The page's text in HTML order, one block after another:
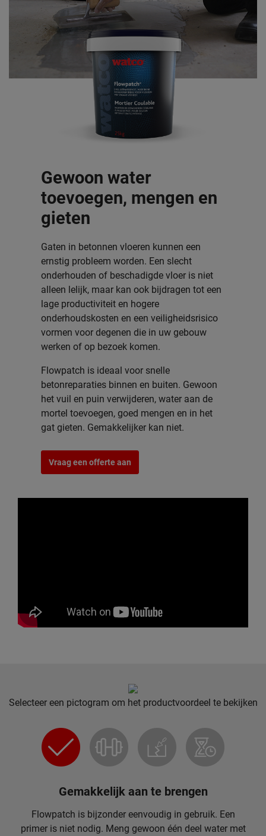
Gewoon water
toevoegen, mengen en
gieten
Gaten in betonnen vloeren kunnen een
ernstig probleem worden. Een slecht
onderhouden of beschadigde vloer is niet
alleen lelijk, maar kan ook bijdragen tot een
lage productiviteit en hogere
onderhoudskosten en een veiligheidsrisico
vormen voor degenen die in uw gebouw
werken of op bezoek komen.
Flowpatch is ideaal voor snelle
betonreparaties binnen en buiten. Gewoon
het vuil en puin verwijderen, water aan de
mortel toevoegen, goed mengen en in het
gat gieten. Gemakkelijker kan niet.
Vraag een offerte aan
Selecteer een pictogram om het productvoordeel te bekijken
Gemakkelijk aan te brengen
Flowpatch is bijzonder eenvoudig in gebruik. Een
primer is niet nodig. Meng gewoon één deel water met